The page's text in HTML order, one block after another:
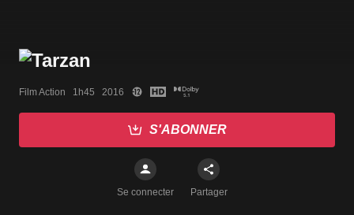
Film Action   1h45   2016
S'ABONNER
Se connecter Partager